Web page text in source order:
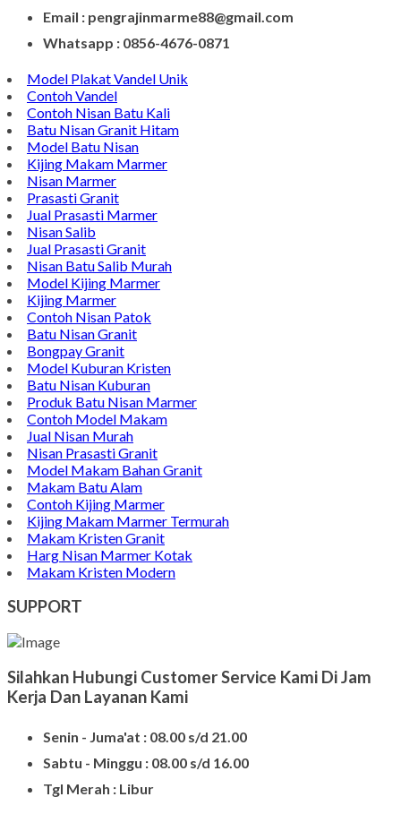
Email : pengrajinmarme88@gmail.com
Whatsapp : 0856-4676-0871
Model Plakat Vandel Unik
Contoh Vandel
Contoh Nisan Batu Kali
Batu Nisan Granit Hitam
Model Batu Nisan
Kijing Makam Marmer
Nisan Marmer
Prasasti Granit
Jual Prasasti Marmer
Nisan Salib
Jual Prasasti Granit
Nisan Batu Salib Murah
Model Kijing Marmer
Kijing Marmer
Contoh Nisan Patok
Batu Nisan Granit
Bongpay Granit
Model Kuburan Kristen
Batu Nisan Kuburan
Produk Batu Nisan Marmer
Contoh Model Makam
Jual Nisan Murah
Nisan Prasasti Granit
Model Makam Bahan Granit
Makam Batu Alam
Contoh Kijing Marmer
Kijing Makam Marmer Termurah
Makam Kristen Granit
Harg Nisan Marmer Kotak
Makam Kristen Modern
SUPPORT
Silahkan Hubungi Customer Service Kami Di Jam
Kerja Dan Layanan Kami
Senin - Juma'at : 08.00 s/d 21.00
Sabtu - Minggu : 08.00 s/d 16.00
Tgl Merah : Libur